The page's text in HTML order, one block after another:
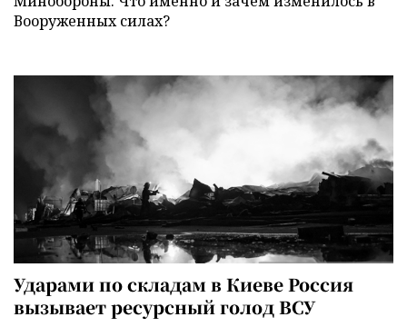
Вооруженных силах?
Ударами по складам в Киеве Россия
вызывает ресурсный голод ВСУ